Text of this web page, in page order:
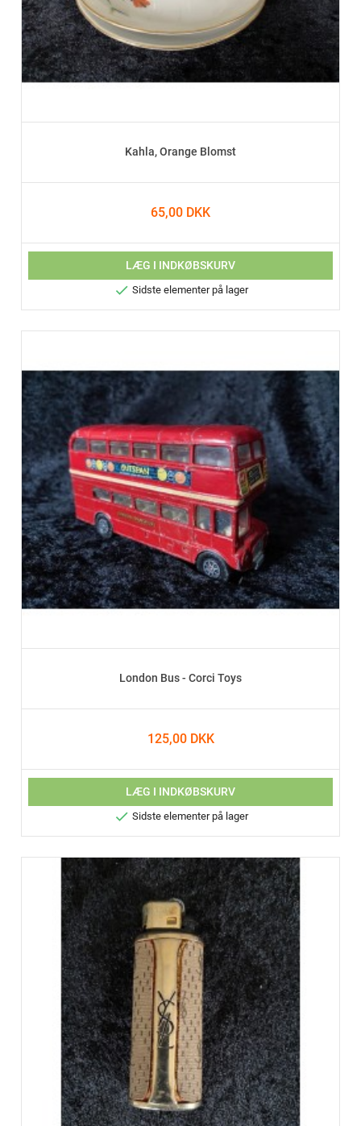
Kahla, Orange Blomst
65,00 DKK
LÆG I INDKØBSKURV
 Sidste elementer på lager
London Bus - Corci Toys
125,00 DKK
LÆG I INDKØBSKURV
 Sidste elementer på lager